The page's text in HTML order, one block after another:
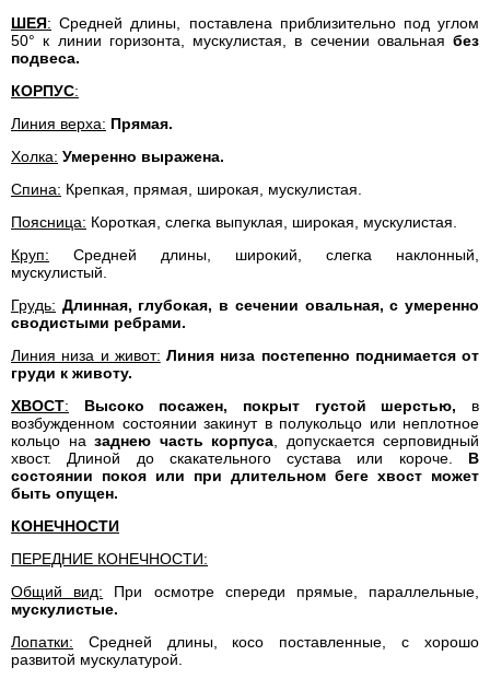
ШЕЯ: Средней длины, поставлена приблизительно под углом
50° к линии горизонта, мускулистая, в сечении овальная без
подвеса.
КОРПУС:
Линия верха: Прямая.
Холка: Умеренно выражена.
Спина: Крепкая, прямая, широкая, мускулистая.
Поясница: Короткая, слегка выпуклая, широкая, мускулистая.
Круп: Средней длины, широкий, слегка наклонный,
мускулистый.
Грудь: Длинная, глубокая, в сечении овальная, с умеренно
сводистыми ребрами.
Линия низа и живот: Линия низа постепенно поднимается от
груди к животу.
ХВОСТ: Высоко посажен, покрыт густой шерстью, в
возбужденном состоянии закинут в полукольцо или неплотное
кольцо на заднею часть корпуса , допускается серповидный
хвост. Длиной до скакательного сустава или короче. В
состоянии покоя или при длительном беге хвост может
быть опущен.
КОНЕЧНОСТИ
ПЕРЕДНИЕ КОНЕЧНОСТИ:
Общий вид: При осмотре спереди прямые, параллельные,
мускулистые.
Лопатки: Средней длины, косо поставленные, с хорошо
развитой мускулатурой.